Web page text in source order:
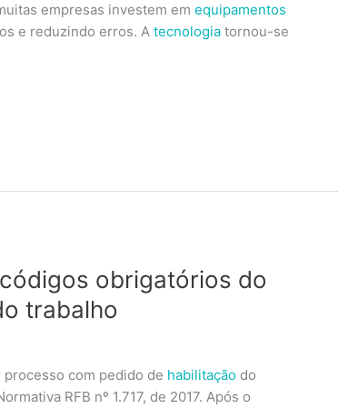
empresas investem emequipamentos
e reduzindo erros. Atecnologia tornou-se
obrigatórios do
trabalho
com pedido de habilitação do
RFB nº 1.717, de 2017. Após o